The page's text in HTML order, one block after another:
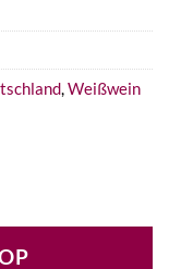
,Weißwein